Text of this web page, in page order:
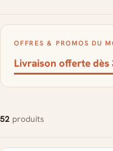
OFFRES & PROMOS DU
Livraison offerte dès
52 produits